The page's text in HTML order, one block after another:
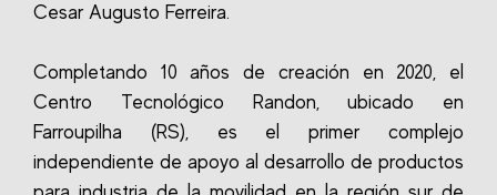
Cesar Augusto Ferreira.
Completando 10 años de creación en 2020, el
Centro Tecnológico Randon, ubicado en
Farroupilha (RS), es el primer complejo
independiente de apoyo al desarrollo de productos